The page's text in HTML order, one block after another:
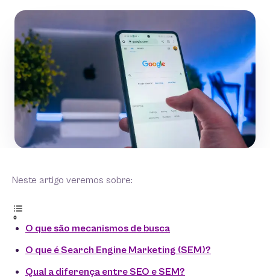
Neste artigo veremos sobre:
O que são mecanismos de busca
O que é Search Engine Marketing (SEM)?
Qual a diferença entre SEO e SEM?